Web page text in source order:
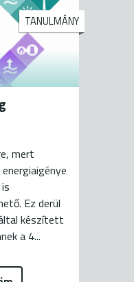
TANULMÁNY
mert
Ez derül
készített
a 4...